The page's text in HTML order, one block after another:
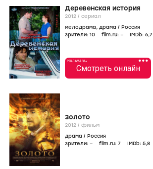
Деревенская история
2012 / сериал
мелодрама, драма / Россия
зрители: 10 film.ru: – IMDb: 6,7
•••
РЕКЛАМА 18+
Смотреть онлайн
Золото
2012 / фильм
драма / Россия
зрители: – film.ru: 7 IMDb: 5,8